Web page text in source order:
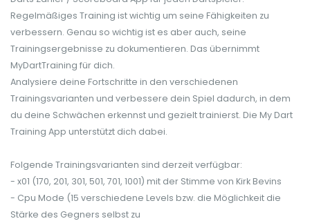
Regelmäßiges Training ist wichtig um seine Fähigkeiten zu
verbessern. Genau so wichtig ist es aber auch, seine
Trainingsergebnisse zu dokumentieren. Das übernimmt
MyDartTraining für dich.
Analysiere deine Fortschritte in den verschiedenen
Trainingsvarianten und verbessere dein Spiel dadurch, in dem
du deine Schwächen erkennst und gezielt trainierst. Die My Dart
Training App unterstützt dich dabei.
Folgende Trainingsvarianten sind derzeit verfügbar:
- x01 (170, 201, 301, 501, 701, 1001) mit der Stimme von Kirk Bevins
- Cpu Mode (15 verschiedene Levels bzw. die Möglichkeit die
Stärke des Gegners selbst zu